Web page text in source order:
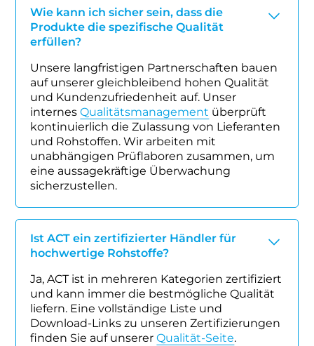
Wie kann ich sicher sein, dass die
Produkte die spezifische Qualität
erfüllen?
Unsere langfristigen Partnerschaften bauen
auf unserer gleichbleibend hohen Qualität
und Kundenzufriedenheit auf. Unser
internesQualitätsmanagement überprüft
kontinuierlich die Zulassung von Lieferanten
und Rohstoffen. Wir arbeiten mit
unabhängigen Prüflaboren zusammen, um
eine aussagekräftige Überwachung
sicherzustellen.
Ist ACT ein zertifizierter Händler für
hochwertige Rohstoffe?
Ja, ACT ist in mehreren Kategorien zertifiziert
und kann immer die bestmögliche Qualität
liefern. Eine vollständige Liste und
Download-Links zu unseren Zertifizierungen
finden Sie auf unsererQualität-Seite.